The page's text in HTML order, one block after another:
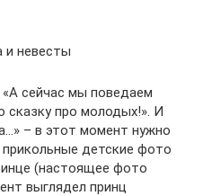
и невесты
сейчас мы поведаем
сказку про молодых!». И
– в этот момент нужно
детские фото
(настоящее фото
выглядел принц